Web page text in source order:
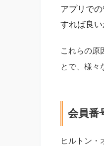
アプリで
すれば良い
これらの原
とで、様々
会員番
ヒルトン・